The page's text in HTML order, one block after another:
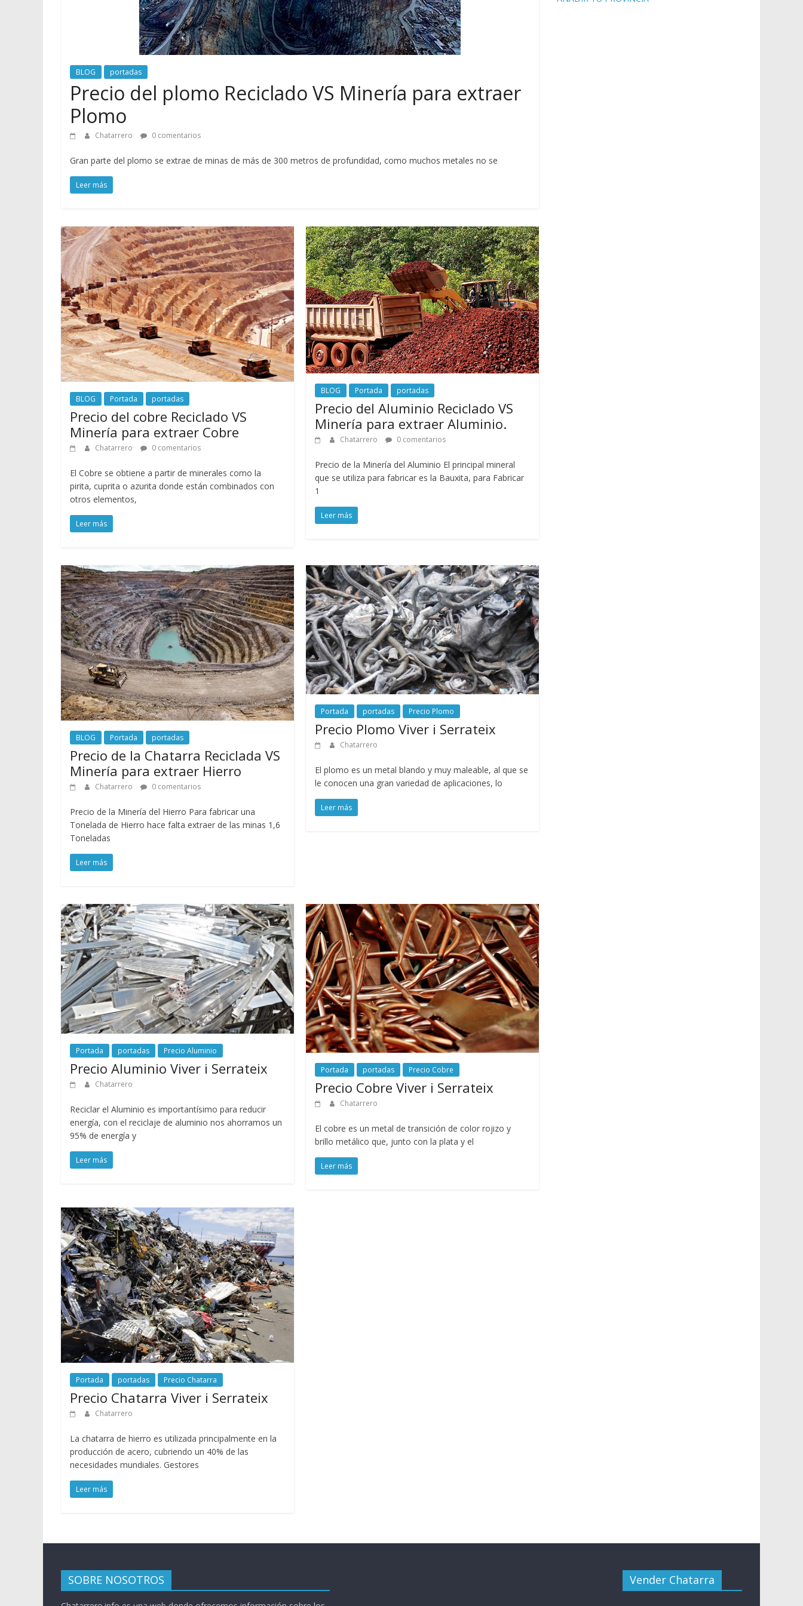
BLOG portadas
Precio del plomo Reciclado VS Minería para extraer
Plomo
Chatarrero 0 comentarios
Gran parte del plomo se extrae de minas de más de 300 metros de profundidad, como muchos metales no se
Leer más
BLOG Portada portadas
Precio del cobre Reciclado VS
Minería para extraer Cobre
Chatarrero 0 comentarios
El Cobre se obtiene a partir de minerales como la
pirita, cuprita o azurita donde están combinados con
otros elementos,
Leer más
BLOG Portada portadas
Precio del Aluminio Reciclado VS
Minería para extraer Aluminio.
Chatarrero 0 comentarios
Precio de la Minería del Aluminio El principal mineral
que se utiliza para fabricar es la Bauxita, para Fabricar
1
Leer más
BLOG Portada portadas
Precio de la Chatarra Reciclada VS
Minería para extraer Hierro
Chatarrero 0 comentarios
Precio de la Minería del Hierro Para fabricar una
Tonelada de Hierro hace falta extraer de las minas 1,6
Toneladas
Leer más
Portada portadas Precio Plomo
Precio Plomo Viver i Serrateix
Chatarrero
El plomo es un metal blando y muy maleable, al que se
le conocen una gran variedad de aplicaciones, lo
Leer más
Portada portadas Precio Aluminio
Precio Aluminio Viver i Serrateix
Chatarrero
Reciclar el Aluminio es importantísimo para reducir
energía, con el reciclaje de aluminio nos ahorramos un
95% de energía y
Leer más
Portada portadas Precio Cobre
Precio Cobre Viver i Serrateix
Chatarrero
El cobre es un metal de transición de color rojizo y
brillo metálico que, junto con la plata y el
Leer más
Portada portadas Precio Chatarra
Precio Chatarra Viver i Serrateix
Chatarrero
La chatarra de hierro es utilizada principalmente en la
producción de acero, cubriendo un 40% de las
necesidades mundiales. Gestores
Leer más
SOBRE NOSOTROS Vender Chatarra